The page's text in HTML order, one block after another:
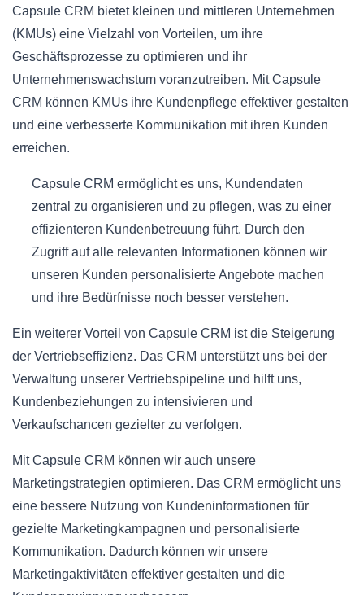
Capsule CRM bietet kleinen und mittleren Unternehmen
(KMUs) eine Vielzahl von Vorteilen, um ihre
Geschäftsprozesse zu optimieren und ihr
Unternehmenswachstum voranzutreiben. Mit Capsule
CRM können KMUs ihre Kundenpflege effektiver gestalten
und eine verbesserte Kommunikation mit ihren Kunden
erreichen.
Capsule CRM ermöglicht es uns, Kundendaten
zentral zu organisieren und zu pflegen, was zu einer
effizienteren Kundenbetreuung führt. Durch den
Zugriff auf alle relevanten Informationen können wir
unseren Kunden personalisierte Angebote machen
und ihre Bedürfnisse noch besser verstehen.
Ein weiterer Vorteil von Capsule CRM ist die Steigerung
der Vertriebseffizienz. Das CRM unterstützt uns bei der
Verwaltung unserer Vertriebspipeline und hilft uns,
Kundenbeziehungen zu intensivieren und
Verkaufschancen gezielter zu verfolgen.
Mit Capsule CRM können wir auch unsere
Marketingstrategien optimieren. Das CRM ermöglicht uns
eine bessere Nutzung von Kundeninformationen für
gezielte Marketingkampagnen und personalisierte
Kommunikation. Dadurch können wir unsere
Marketingaktivitäten effektiver gestalten und die